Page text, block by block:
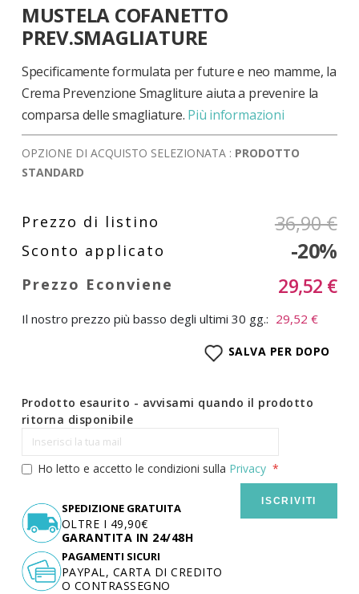
all'inizio
della
galleria
di
immagini
MUSTELA COFANETTO
PREV.SMAGLIATURE
Specificamente formulata per future e neo mamme, la
Crema Prevenzione Smagliture aiuta a prevenire la
comparsa delle smagliature. Più informazioni
OPZIONE DI ACQUISTO SELEZIONATA : PRODOTTO
STANDARD
36,90 €
-20%
29,52 €
Il nostro prezzo più basso degli ultimi 30 gg.: 29,52 €
SALVA PER DOPO
Prodotto esaurito - avvisami quando il prodotto
ritorna disponibile
Ho letto e accetto le condizioni sulla Privacy
ISCRIVITI
SPEDIZIONE GRATUITA
OLTRE I 49,90€
GARANTITA IN 24/48H
PAGAMENTI SICURI
PAYPAL, CARTA DI CREDITO
O CONTRASSEGNO